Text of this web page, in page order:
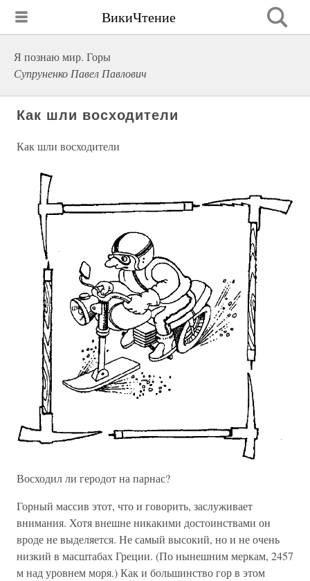
ВикиЧтение
Я познаю мир. Горы
Супруненко Павел Павлович
Как шли восходители
Как шли восходители
Восходил ли геродот на парнас?
Горный массив этот, что и говорить, заслуживает
внимания. Хотя внешне никакими достоинствами он
вроде не выделяется. Не самый высокий, но и не очень
низкий в масштабах Греции. (По нынешним меркам, 2457
м над уровнем моря.) Как и большинство гор в этом